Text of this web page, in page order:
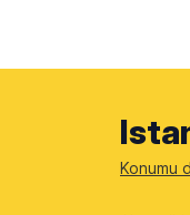
Konumu